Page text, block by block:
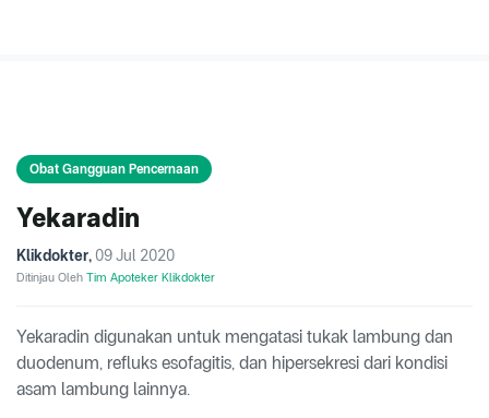
Obat Gangguan Pencernaan
Yekaradin
Klikdokter, 09 Jul 2020
Ditinjau Oleh Tim Apoteker Klikdokter
Yekaradin digunakan untuk mengatasi tukak lambung dan
duodenum, refluks esofagitis, dan hipersekresi dari kondisi
asam lambung lainnya.